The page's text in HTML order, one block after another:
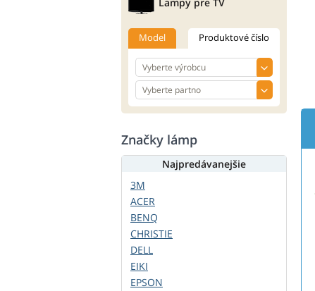
Model Produktové číslo
Značky lámp
Najpredávanejšie
3M
ACER
BENQ
CHRISTIE
DELL
EIKI
EPSON